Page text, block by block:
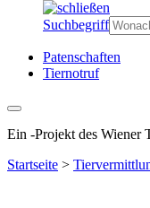
Suchbegriff
Patenschaften
Tiernotruf
Ein -Projekt des Wiener
Startseite >